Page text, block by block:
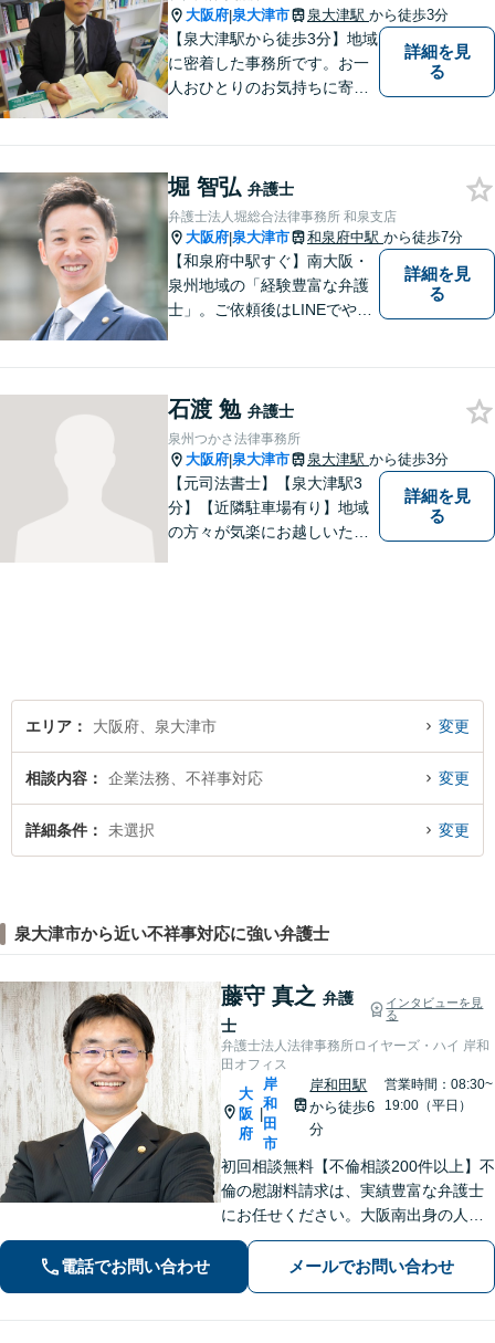
大阪府|泉大津市 泉大津駅 から徒歩3分
【泉大津駅から徒歩3分】地域
に密着した事務所です。お一
人おひとりのお気持ちに寄り
詳細を見
る
堀 智弘 弁護士
弁護士法人堀総合法律事務所 和泉支店
大阪府|泉大津市 和泉府中駅 から徒歩7分
【和泉府中駅すぐ】南大阪・
泉州地域の「経験豊富な弁護
士」。ご依頼後はLINEでやり
制。グループ会社に税理士法
人・社労士事務所・不動産会
社があり問題を丸ごと解決！
詳細を見
る
石渡 勉 弁護士
泉州つかさ法律事務所
大阪府|泉大津市 泉大津駅 から徒歩3分
【元司法書士】【泉大津駅3
分】【近隣駐車場有り】地域
の方々が気楽にお越しいただ
詳細を見
る
エリア 大阪府、泉大津市 変更
相談内容 企業法務、不祥事対応 変更
詳細条件 未選択 変更
泉大津市から近い不祥事対応に強い弁護士
藤守 真之 弁護
士
インタビューを見
る
弁護士法人法律事務所ロイヤーズ・ハイ 岸和
田オフィス
大
阪
府
岸
和
田
市
岸和田駅
から徒歩6
分
営業時間：08:30~
19:00（平日）
初回相談無料【不倫相談200件以上】不
倫の慰謝料請求は、実績豊富な弁護士
にお任せください。大阪南出身の人情
派弁護士が対応【交通事故も強い】交
通事故に遭われてお困りの方はお気軽
にお電話ください【当日／夜間／休日
電話でお問い合わせ メールでお問い合わせ